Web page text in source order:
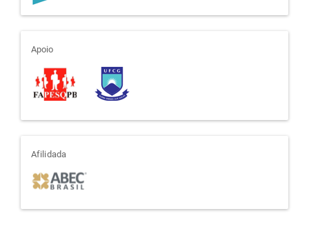
apoio
Apoio
afiliada
Afilidada